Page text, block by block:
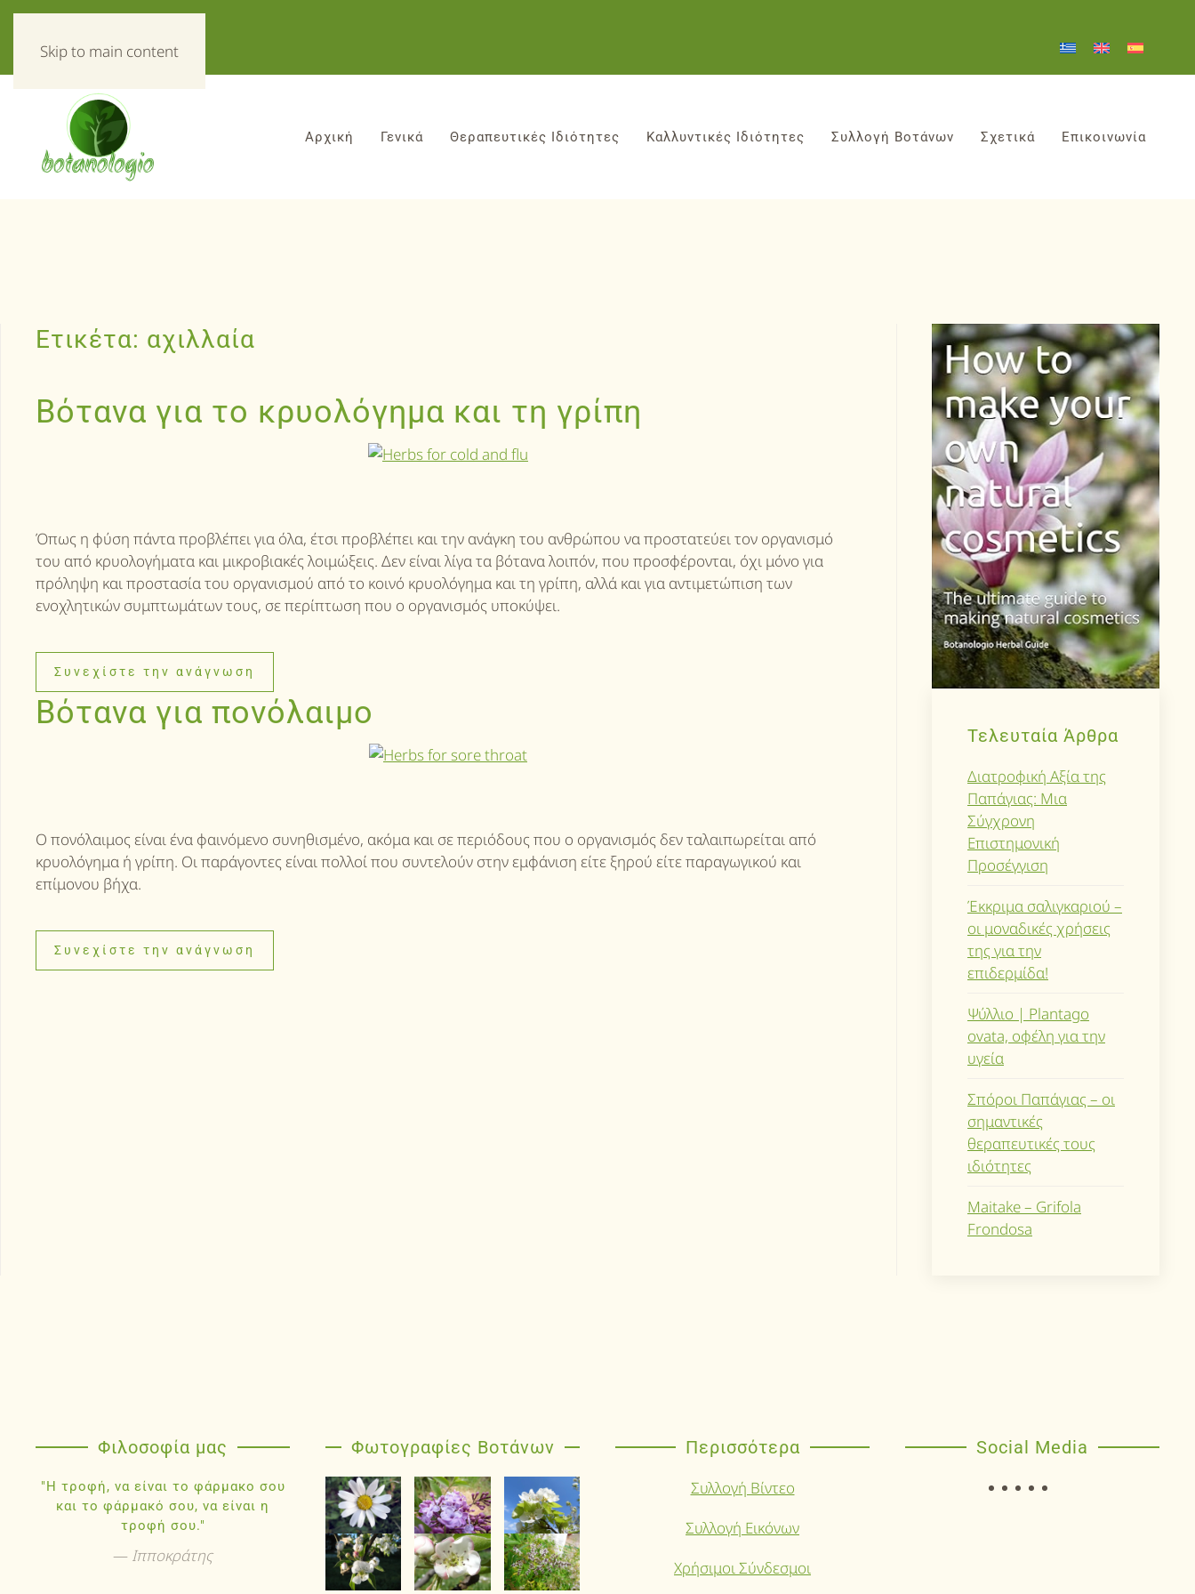
Skip to main content
Αρχική Γενικά Θεραπευτικές Ιδιότητες Καλλυντικές Ιδιότητες Συλλογή Βοτάνων Σχετικά Επικοινωνία
Ετικέτα: αχιλλαία
Βότανα για το κρυολόγημα και τη γρίπη
Όπως η φύση πάντα προβλέπει για όλα, έτσι προβλέπει και την ανάγκη του ανθρώπου να προστατεύει τον οργανισμό
του από κρυολογήματα και μικροβιακές λοιμώξεις. Δεν είναι λίγα τα βότανα λοιπόν, που προσφέρονται, όχι μόνο για
πρόληψη και προστασία του οργανισμού από το κοινό κρυολόγημα και τη γρίπη, αλλά και για αντιμετώπιση των
ενοχλητικών συμπτωμάτων τους, σε περίπτωση που ο οργανισμός υποκύψει.
Συνεχίστε την ανάγνωση
Βότανα για πονόλαιμο
Ο πονόλαιμος είναι ένα φαινόμενο συνηθισμένο, ακόμα και σε περιόδους που ο οργανισμός δεν ταλαιπωρείται από
κρυολόγημα ή γρίπη. Οι παράγοντες είναι πολλοί που συντελούν στην εμφάνιση είτε ξηρού είτε παραγωγικού και
επίμονου βήχα.
Συνεχίστε την ανάγνωση
Τελευταία Άρθρα
Διατροφική Αξία της
Παπάγιας: Μια
Σύγχρονη
Επιστημονική
Προσέγγιση
Έκκριμα σαλιγκαριού –
οι μοναδικές χρήσεις
της για την
επιδερμίδα!
Ψύλλιο | Plantago
ovata, οφέλη για την
υγεία
Σπόροι Παπάγιας – οι
σημαντικές
θεραπευτικές τους
ιδιότητες
Maitake – Grifola
Frondosa
Φιλοσοφία μας
"Η τροφή, να είναι το φάρμακο σου
και το φάρμακό σου, να είναι η
τροφή σου."
Ιπποκράτης
Φωτογραφίες Βοτάνων Περισσότερα
Συλλογή Βίντεο
Συλλογή Εικόνων
Χρήσιμοι Σύνδεσμοι
Social Media